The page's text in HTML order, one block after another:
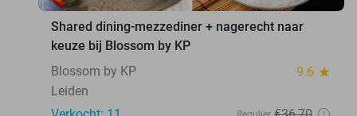
Shared dining-mezzediner + nagerecht naar
keuze bij Blossom by KP
Blossom by KP
9.6 star
Leiden